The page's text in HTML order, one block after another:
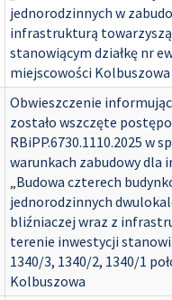
jednorodzinnych w
infrastrukturą
stanowiącym działkę nr
miejscowości
Obwieszczenie
zostało wszczęte
RBiPP.6730.1110.2025 w
warunkach zabudowy dla
„Budowa czterech
jednorodzinnych
bliźniaczej wraz z
terenie inwestycji
1340/3, 1340/2, 1340/1
Kolbuszowa